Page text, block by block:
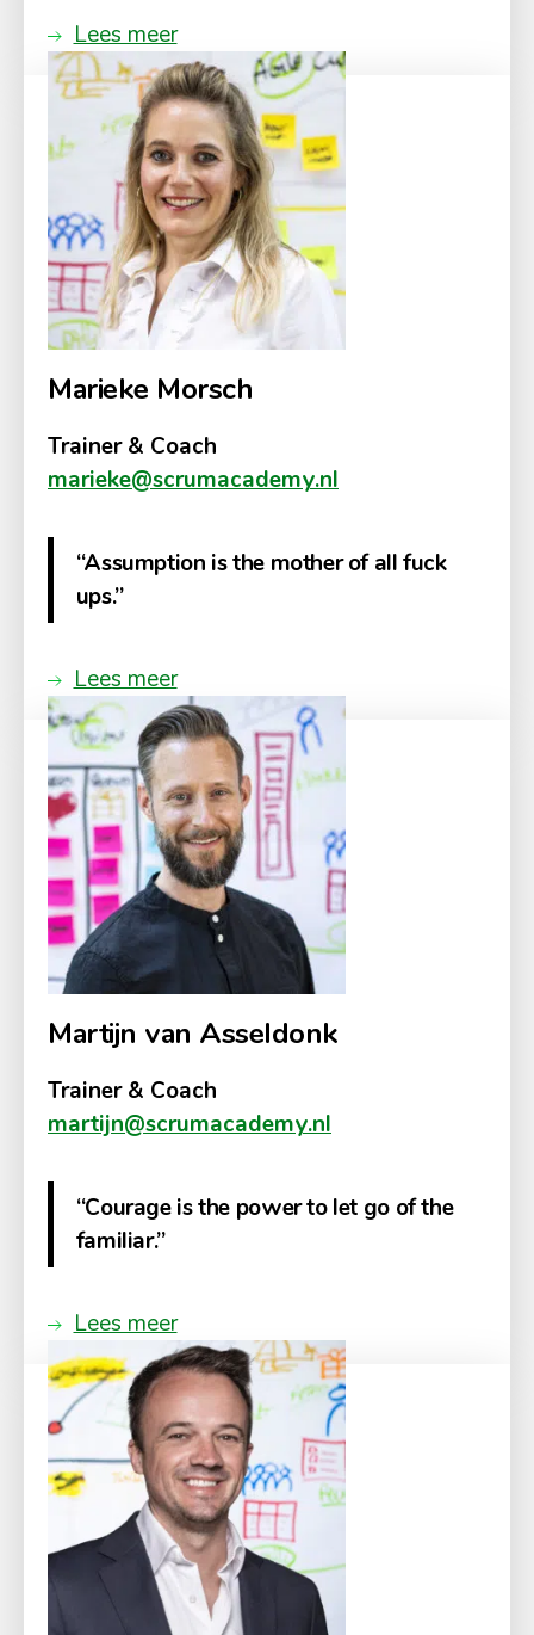
Lees meer
Marieke Morsch
Trainer & Coach
marieke@scrumacademy.nl
“Assumption is the mother of all fuck
ups.”
Lees meer
Martijn van Asseldonk
Trainer & Coach
martijn@scrumacademy.nl
“Courage is the power to let go of the
familiar.”
Lees meer